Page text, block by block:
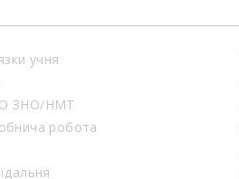
учня
ЗНО/НМТ
робота